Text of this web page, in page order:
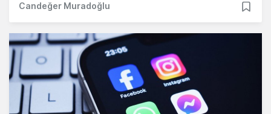
Candeğer Muradoğlu